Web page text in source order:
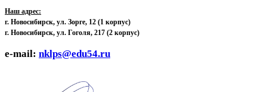
Наш адрес:
г. Новосибирск, ул. Зорге, 12 (1 корпус)
г. Новосибирск, ул. Гоголя, 217 (2 корпус)
e-mail: nklps@edu54.ru